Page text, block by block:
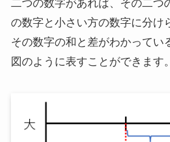
二つの数字があれば、その二つ
の数字と小さい方の数字に分け
その数字の和と差がわかってい
図のように表すことができます。